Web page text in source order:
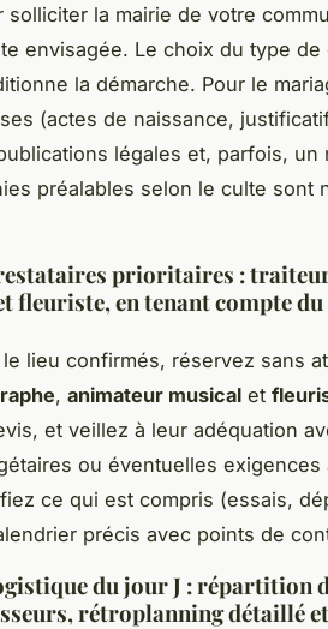
solliciter la mairie de votre
envisagée. Le choix du type
la démarche. Pour le
(actes de naissance,
légales et, parfois,
préalables selon le culte sont
prioritaires :
fleuriste, en tenant compte du
lieu confirmés, réservez sans
, animateur musical et
et veillez à leur adéquation
ou éventuelles exigences
ce qui est compris (essais,
précis avec points de
du jour J : répartition
rétroplanning détaillé